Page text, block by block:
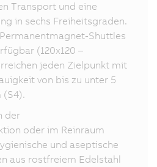
Transport und eine
in sechs Freiheitsgraden.
Shuttles
(120x120 –
jeden Zielpunkt mit
von bis zu unter 5
(S4).
der
oder im Reinraum
und aseptische
aus rostfreiem Edelstahl